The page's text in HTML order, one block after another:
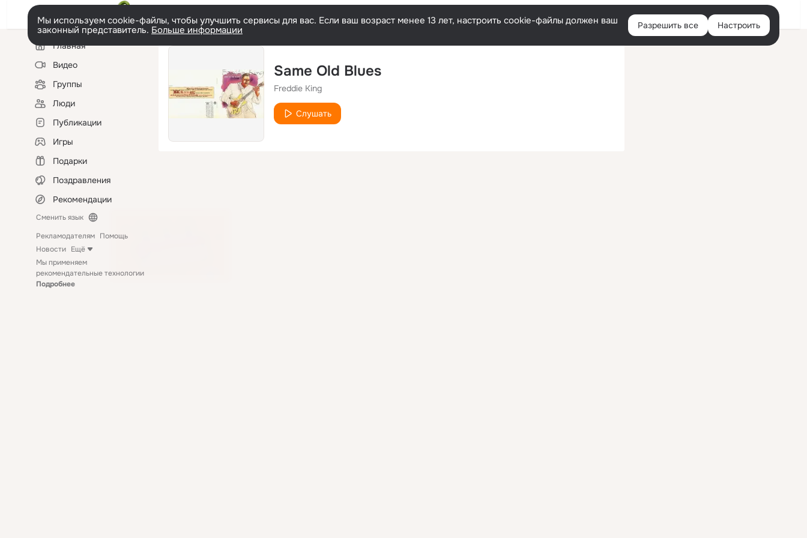
Войти
Мы используем cookie-файлы, чтобы улучшить сервисы для вас. Если ваш возраст менее 13 лет, настроить cookie-файлы должен ваш
законный представитель. Больше информации Разрешить все Настроить
Левая
колонкаГлавная
Видео
Группы
Люди
Публикации
Игры
Подарки
Поздравления
Рекомендации
Сменить язык
Рекламодателям Помощь
Новости Ещё
Мы применяем
рекомендательные технологии
Подробнее
Same Old Blues
Freddie King
Слушать